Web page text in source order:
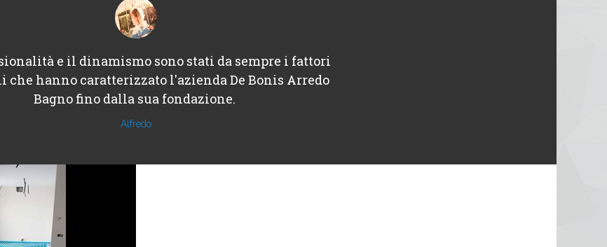
e il dinamismo sono stati da sempre i fattori
che hanno caratterizzato l'azienda De Bonis Arredo
Bagno fino dalla sua fondazione.
Alfredo